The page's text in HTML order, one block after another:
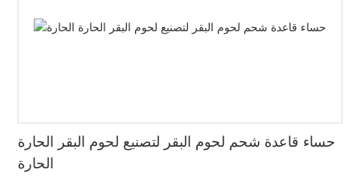
حساء قاعدة شحم لحوم البقر لتصنيع لحوم البقر الحارة
الحارة